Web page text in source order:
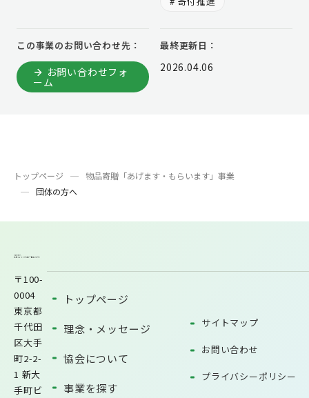
この事業のお問い合わせ先：
お問い合わせフォ
ーム
最終更新日：
2026.04.06
トップページ
物品寄贈「あげます・もらいます」事業
団体の方へ
〒100-
0004
東京都
千代田
区大手
町2-2-
1 新大
手町ビ
トップページ
理念・メッセージ
協会について
事業を探す
サイトマップ
お問い合わせ
プライバシーポリシー